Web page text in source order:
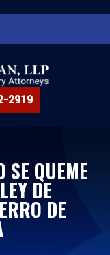
2919
SE QUEME
DE
DE